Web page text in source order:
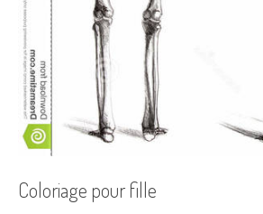
Coloriage pour fille